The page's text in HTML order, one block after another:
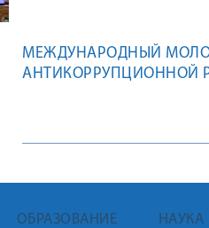
МЕЖДУНАРОДНЫЙ
АНТИКОРРУПЦИОННОЙ
ОБРАЗОВАНИЕ НАУКА